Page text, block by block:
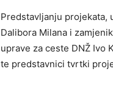
Predstavljanju projekata,
Dalibora Milana i
uprave za ceste DNŽ Ivo
te predstavnici tvrtki